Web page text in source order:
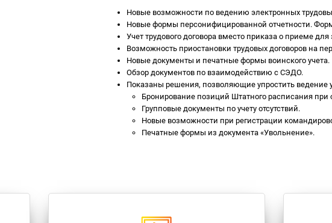
Новые возможности по ведению электронных
Новые формы персонифицированной отчетности.
Учет трудового договора вместо приказа о приеме
Возможность приостановки трудовых договоров на
Новые документы и печатные формы воинского учета.
Обзор документов по взаимодействию с СЭДО.
Показаны решения, позволяющие упростить ведение
Бронирование позиций Штатного расписания
Групповые документы по учету отсутствий.
Новые возможности при регистрации
Печатные формы из документа «Увольнение».